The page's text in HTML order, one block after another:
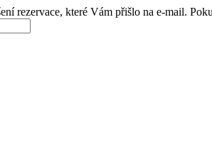
rezervace, které Vám přišlo na e-mail.